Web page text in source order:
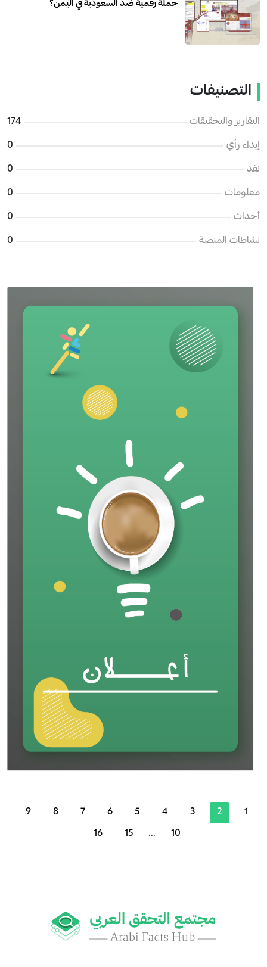
حملة رقمية ضد السعودية في اليمن؟
التصنيفات
التقارير والتحقيقات
174
إبداء رأي
0
نقد
0
معلومات
0
أحداث
0
نشاطات المنصة
0
1
2
3
4
5
6
7
8
9
10
...
15
16